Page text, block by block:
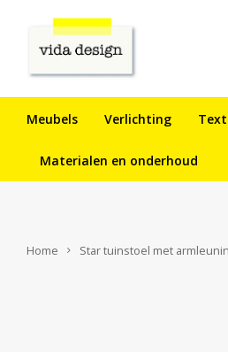
Meubels Verlichting
Materialen en onderhoud
Home Star tuinstoel met